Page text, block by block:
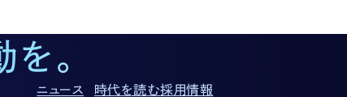
。
ニュース 時代を読む採用情報